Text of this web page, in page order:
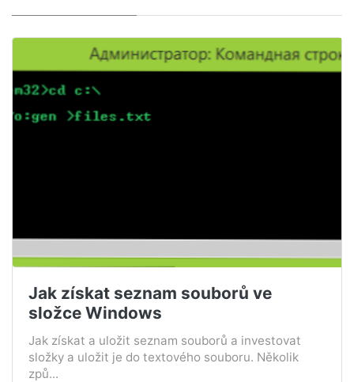
Jak získat seznam souborů ve
složce Windows
Jak získat a uložit seznam souborů a investovat
složky a uložit je do textového souboru. Několik
způ...